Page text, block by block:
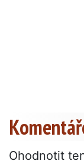
Ohodnotit